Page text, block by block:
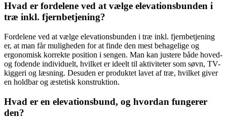
Hvad er fordelene ved at vælge elevationsbunden i
træ inkl. fjernbetjening?
Fordelene ved at vælge elevationsbunden i træ inkl. fjernbetjening
er, at man får muligheden for at finde den mest behagelige og
ergonomisk korrekte position i sengen. Man kan justere både hoved-
og fodende individuelt, hvilket er ideelt til aktiviteter som søvn, TV-
kiggeri og læsning. Desuden er produktet lavet af træ, hvilket giver
en holdbar og æstetisk konstruktion.
Hvad er en elevationsbund, og hvordan fungerer
den?